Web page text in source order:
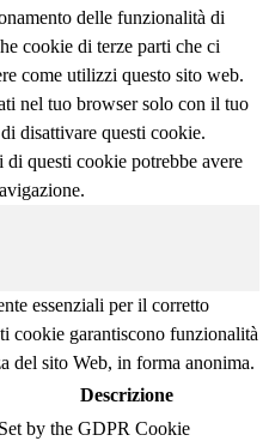
delle funzionalità di
cookie di terze parti che ci
come utilizzi questo sito web.
nel tuo browser solo con il tuo
disattivare questi cookie.
questi cookie potrebbe avere
essenziali per il corretto
cookie garantiscono funzionalità
del sito Web, in forma anonima.
Descrizione
Set by the GDPR Cookie